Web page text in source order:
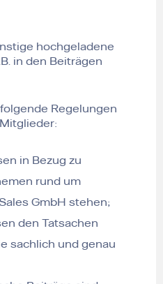
hochgeladene
in den Beiträgen
Regelungen
in Bezug zu
rund um
GmbH stehen;
den Tatsachen
sachlich und genau